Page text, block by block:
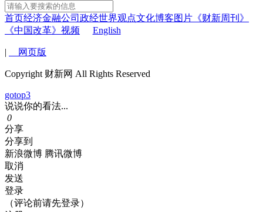
首页经济金融公司 政经世界观点文化博客图片 《财新周刊》
《中国改革》 视频 English
| 网页版
Copyright 财新网 All Rights Reserved
gotop3
说说你的看法...
0
分享
分享到
新浪微博 腾讯微博
取消
发送
登录
（评论前请先登录）